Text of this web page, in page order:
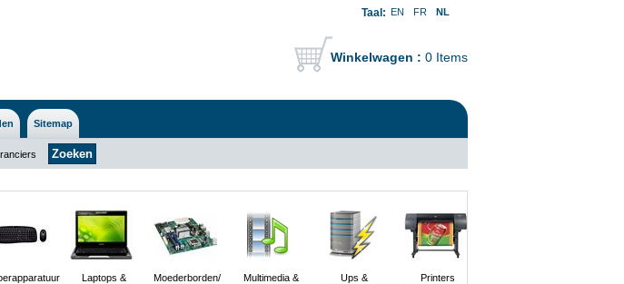
Taal: EN FR
NL
Winkelwagen : 0 Items
Sitemap
Laptops &
Moederborden/
Multimedia &
Ups &
Printers